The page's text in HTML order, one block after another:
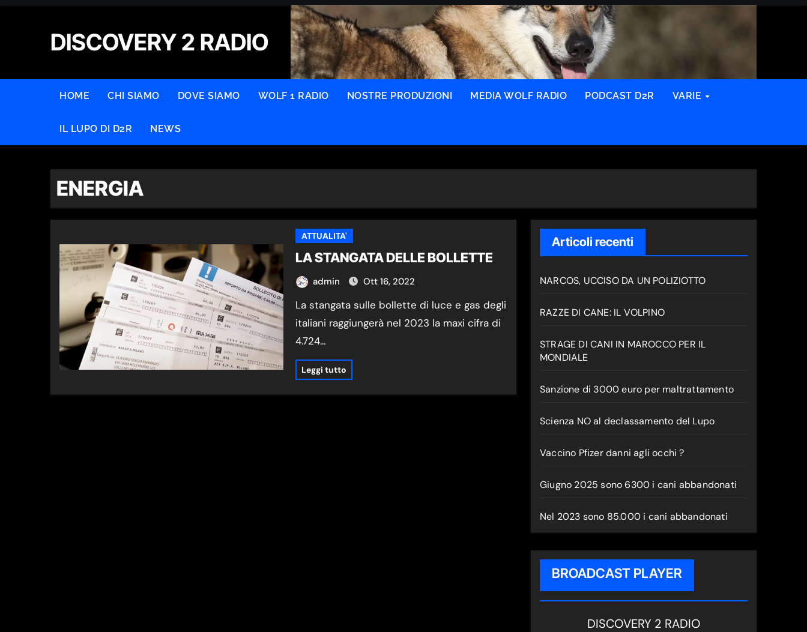
DISCOVERY 2 RADIO
HOME CHI SIAMO DOVE SIAMO WOLF 1 RADIO NOSTRE PRODUZIONI MEDIA WOLF RADIO PODCAST D2R VARIE
IL LUPO DI D2R NEWS
ENERGIA
ATTUALITA'
LA STANGATA DELLE BOLLETTE
admin Ott 16, 2022
La stangata sulle bollette di luce e gas degli
italiani raggiungerà nel 2023 la maxi cifra di
4.724…
Leggi tutto
Articoli recenti
NARCOS, UCCISO DA UN POLIZIOTTO
RAZZE DI CANE: IL VOLPINO
STRAGE DI CANI IN MAROCCO PER IL
MONDIALE
Sanzione di 3000 euro per maltrattamento
Scienza NO al declassamento del Lupo
Vaccino Pfizer danni agli occhi ?
Giugno 2025 sono 6300 i cani abbandonati
Nel 2023 sono 85.000 i cani abbandonati
BROADCAST PLAYER
DISCOVERY 2 RADIO